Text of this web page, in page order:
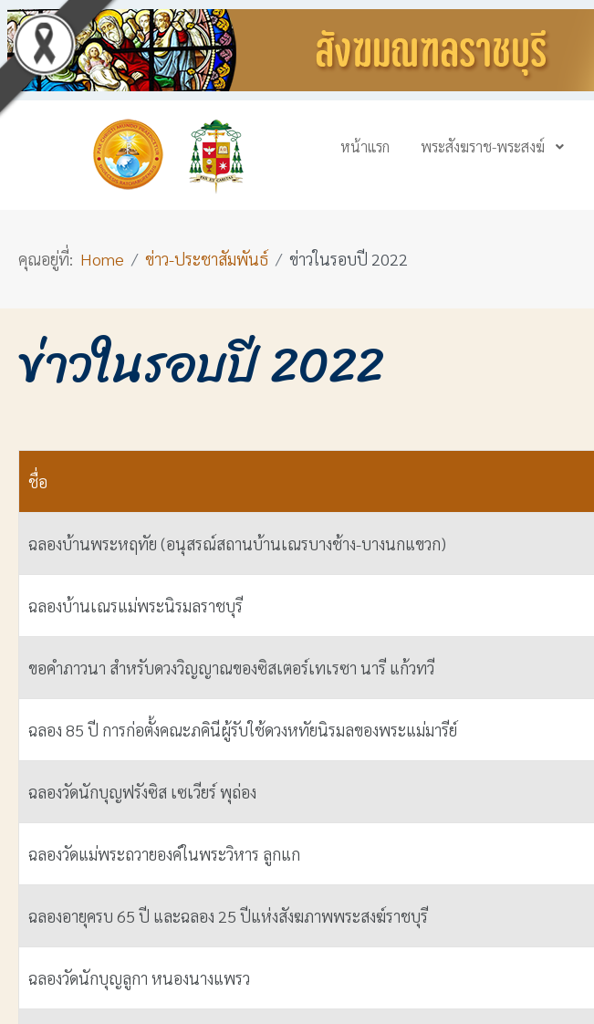
หน้าแรก พระสังฆราช-พระสงฆ์
คุณอยู่ที่: Home ข่าว-ประชาสัมพันธ์ ข่าวในรอบปี 2022
ข่าวในรอบปี 2022
ชื่อ
ฉลองบ้านพระหฤทัย (อนุสรณ์สถานบ้านเณรบางช้าง-บางนกแขวก)
ฉลองบ้านเณรแม่พระนิรมลราชบุรี
ขอคำภาวนา สำหรับดวงวิญญาณของซิสเตอร์เทเรซา นารี แก้วทวี
ฉลอง 85 ปี การก่อตั้งคณะภคินีผู้รับใช้ดวงหทัยนิรมลของพระแม่มารีย์
ฉลองวัดนักบุญฟรังซิส เซเวียร์ พุถ่อง
ฉลองวัดแม่พระถวายองค์ในพระวิหาร ลูกแก
ฉลองอายุครบ 65 ปี และฉลอง 25 ปีแห่งสังฆภาพพระสงฆ์ราชบุรี
ฉลองวัดนักบุญลูกา หนองนางแพรว